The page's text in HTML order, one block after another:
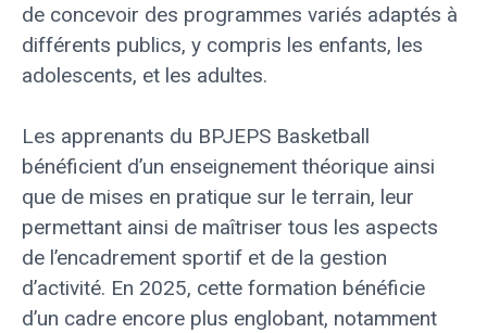
de concevoir des programmes variés adaptés à
différents publics, y compris les enfants, les
adolescents, et les adultes.
Les apprenants du BPJEPS Basketball
bénéficient d’un enseignement théorique ainsi
que de mises en pratique sur le terrain, leur
permettant ainsi de maîtriser tous les aspects
de l’encadrement sportif et de la gestion
d’activité. En 2025, cette formation bénéficie
d’un cadre encore plus englobant, notamment